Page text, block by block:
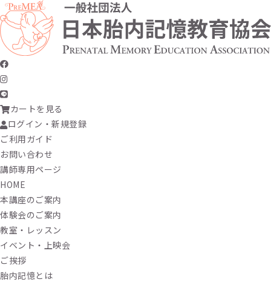
カートを見る
ログイン・新規登録
ご利用ガイド
お問い合わせ
講師専用ページ
HOME
本講座のご案内
体験会のご案内
教室・レッスン
イベント・上映会
ご挨拶
胎内記憶とは